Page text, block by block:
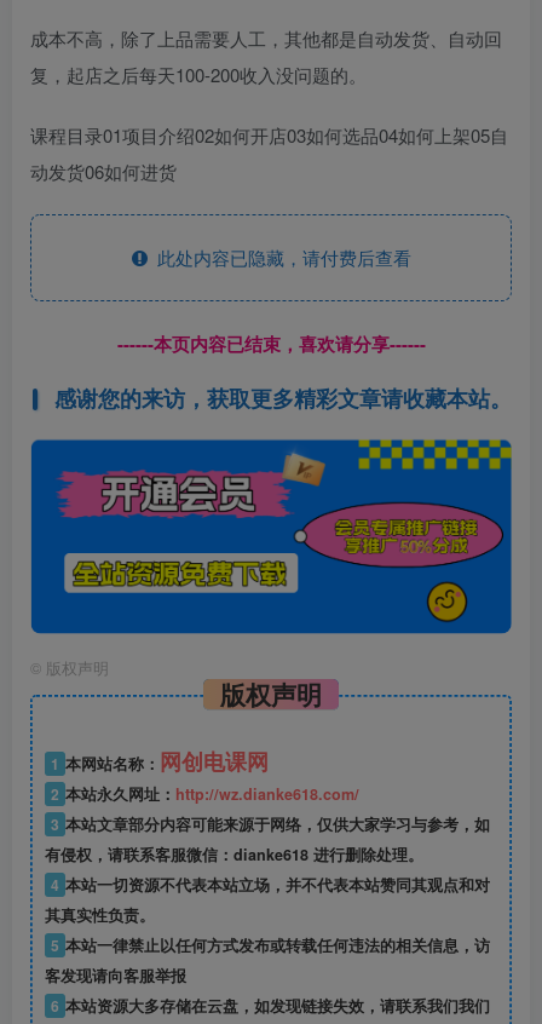
成本不高，除了上品需要人工，其他都是自动发货、自动回
复，起店之后每天100-200收入没问题的。
课程目录01项目介绍02如何开店03如何选品04如何上架05自
动发货06如何进货
此处内容已隐藏，请付费后查看
------本页内容已结束，喜欢请分享------
感谢您的来访，获取更多精彩文章请收藏本站。
© 版权声明
版权声明
1 本网站名称： 网创电课网
2 本站永久网址： http://wz.dianke618.com/
3 本站文章部分内容可能来源于网络，仅供大家学习与参考，如
有侵权，请联系客服微信：dianke618 进行删除处理。
4 本站一切资源不代表本站立场，并不代表本站赞同其观点和对
其真实性负责。
5 本站一律禁止以任何方式发布或转载任何违法的相关信息，访
客发现请向客服举报
6 本站资源大多存储在云盘，如发现链接失效，请联系我们我们